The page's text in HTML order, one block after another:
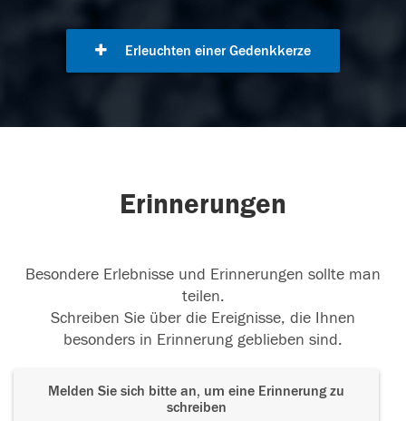
Erleuchten einer Gedenkkerze
Erinnerungen
Besondere Erlebnisse und Erinnerungen sollte man
teilen.
Schreiben Sie über die Ereignisse, die Ihnen
besonders in Erinnerung geblieben sind.
Melden Sie sich bitte an, um eine Erinnerung zu
schreiben